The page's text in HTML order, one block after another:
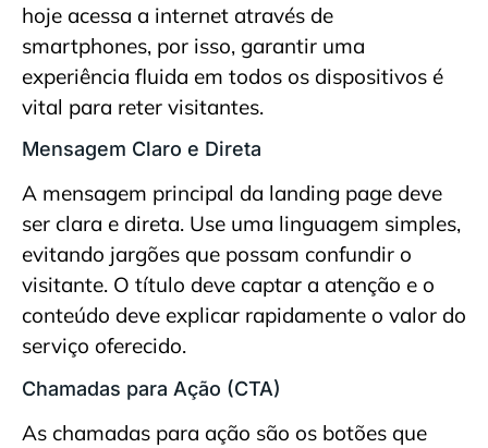
hoje acessa a internet através de
smartphones, por isso, garantir uma
experiência fluida em todos os dispositivos é
vital para reter visitantes.
Mensagem Claro e Direta
A mensagem principal da landing page deve
ser clara e direta. Use uma linguagem simples,
evitando jargões que possam confundir o
visitante. O título deve captar a atenção e o
conteúdo deve explicar rapidamente o valor do
serviço oferecido.
Chamadas para Ação (CTA)
As chamadas para ação são os botões que